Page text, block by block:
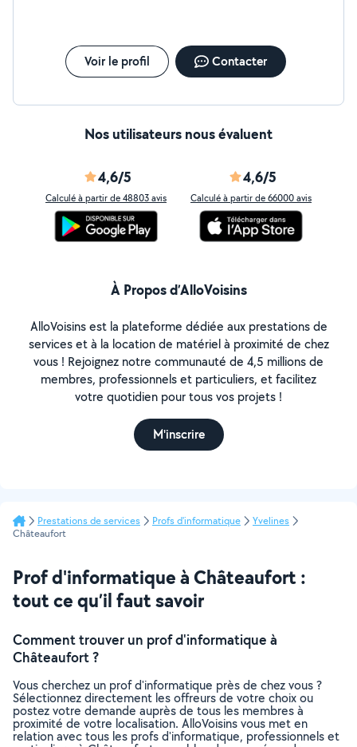
Voir le profil Contacter
Nos utilisateurs nous évaluent
4,6/5
Calculé à partir de 48803 avis
4,6/5
Calculé à partir de 66000 avis
À Propos d’AlloVoisins
AlloVoisins est la plateforme dédiée aux prestations de
services et à la location de matériel à proximité de chez
vous ! Rejoignez notre communauté de 4,5 millions de
membres, professionnels et particuliers, et facilitez
votre quotidien pour tous vos projets !
M'inscrire
Prestations de services Profs d'informatique
Yvelines
Châteaufort
Prof d'informatique à Châteaufort :
tout ce qu’il faut savoir
Comment trouver un prof d'informatique à
Châteaufort ?
Vous cherchez un prof d'informatique près de chez vous ?
Sélectionnez directement les offreurs de votre choix ou
postez votre demande auprès de tous les membres à
proximité de votre localisation. AlloVoisins vous met en
relation avec tous les profs d'informatique, professionnels et